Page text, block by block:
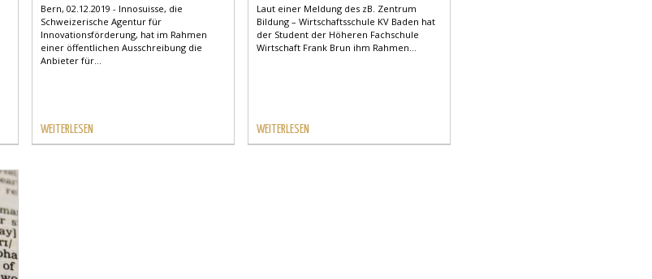
Bern, 02.12.2019 - Innosuisse, die
Schweizerische Agentur für
Innovationsförderung, hat im Rahmen
einer öffentlichen Ausschreibung die
Anbieter für...
WEITERLESEN
Laut einer Meldung des zB. Zentrum
Bildung – Wirtschaftsschule KV Baden hat
der Student der Höheren Fachschule
Wirtschaft Frank Brun ihm Rahmen...
WEITERLESEN